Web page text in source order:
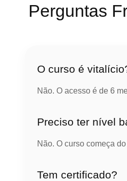
Perguntas
O curso é
Não. O acesso é de 6
Preciso ter nível
Não. O curso começa
Tem certificado?